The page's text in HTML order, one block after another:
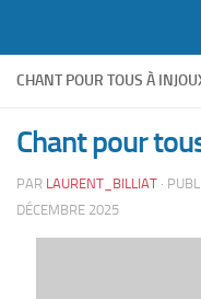
CHANT POUR TOUS À
Chant pour
PAR LAURENT_BILLIAT ·
DÉCEMBRE 2025